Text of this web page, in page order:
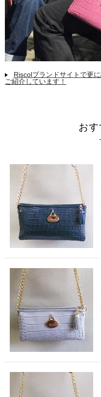
Riscolブランドサイトで更
ご紹介しています！
お